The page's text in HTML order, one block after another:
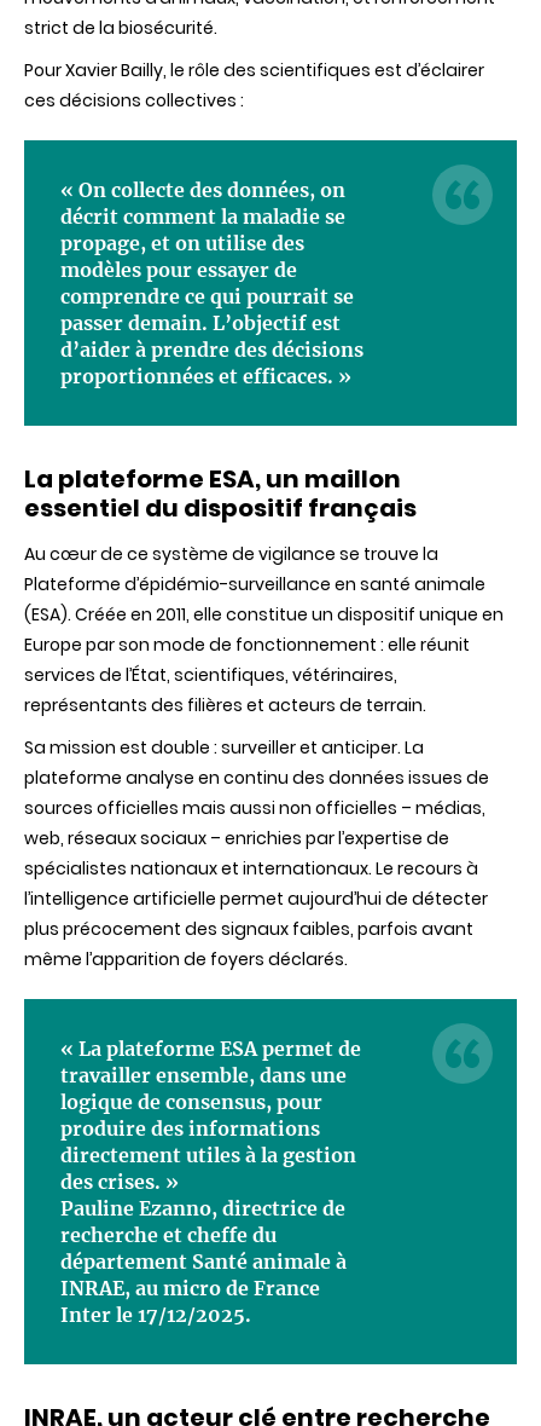
strict de la biosécurité.
Pour Xavier Bailly, le rôle des scientifiques est d’éclairer
ces décisions collectives :
« On collecte des données, on
décrit comment la maladie se
propage, et on utilise des
modèles pour essayer de
comprendre ce qui pourrait se
passer demain. L’objectif est
d’aider à prendre des décisions
proportionnées et efficaces. »
La plateforme ESA, un maillon
essentiel du dispositif français
Au cœur de ce système de vigilance se trouve la
Plateforme d’épidémio-surveillance en santé animale
(ESA). Créée en 2011, elle constitue un dispositif unique en
Europe par son mode de fonctionnement : elle réunit
services de l’État, scientifiques, vétérinaires,
représentants des filières et acteurs de terrain.
Sa mission est double : surveiller et anticiper. La
plateforme analyse en continu des données issues de
sources officielles mais aussi non officielles – médias,
web, réseaux sociaux – enrichies par l’expertise de
spécialistes nationaux et internationaux. Le recours à
l’intelligence artificielle permet aujourd’hui de détecter
plus précocement des signaux faibles, parfois avant
même l’apparition de foyers déclarés.
« La plateforme ESA permet de
travailler ensemble, dans une
logique de consensus, pour
produire des informations
directement utiles à la gestion
des crises. »
Pauline Ezanno, directrice de
recherche et cheffe du
département Santé animale à
INRAE, au micro de France
Inter le 17/12/2025.
INRAE, un acteur clé entre recherche